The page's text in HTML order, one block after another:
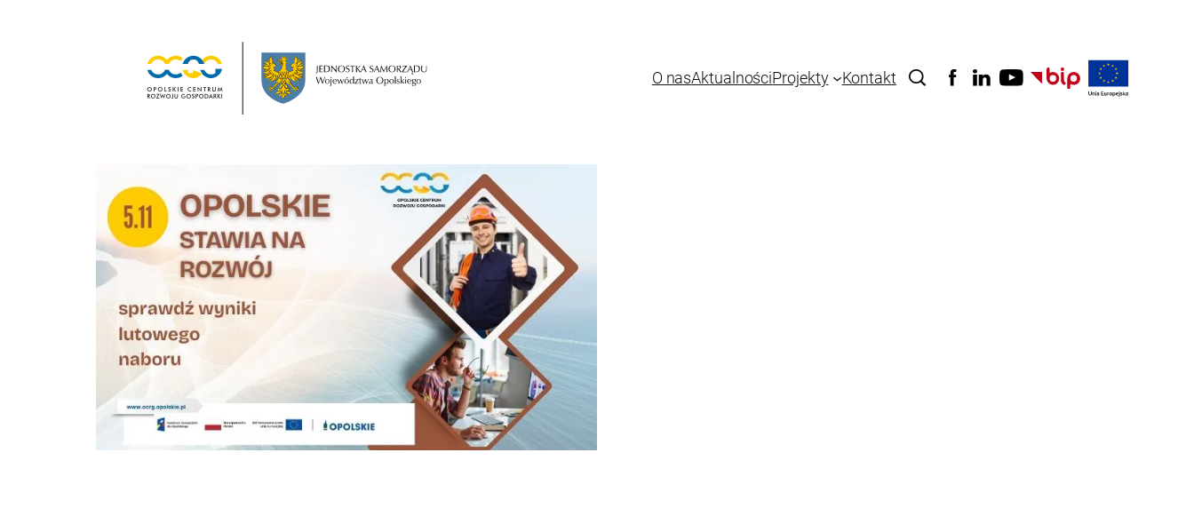
O nasAktualnościProjekty Kontakt